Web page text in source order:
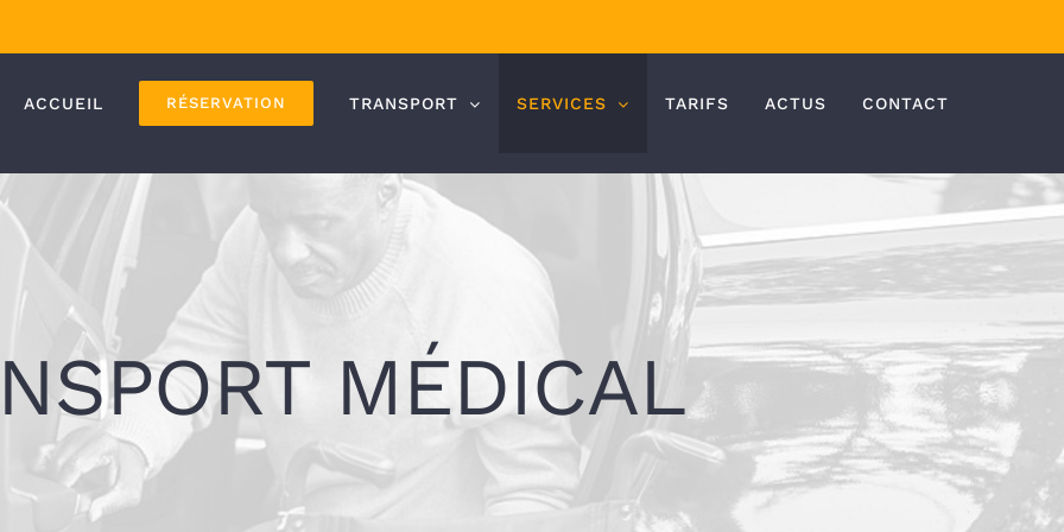
ACCUEIL RÉSERVATION TRANSPORT SERVICES TARIFS ACTUS CONTACT
MÉDICAL